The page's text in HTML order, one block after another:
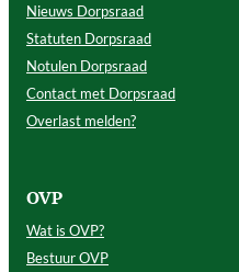
Nieuws Dorpsraad
Statuten Dorpsraad
Notulen Dorpsraad
Contact met Dorpsraad
Overlast melden?
OVP
Wat is OVP?
Bestuur OVP